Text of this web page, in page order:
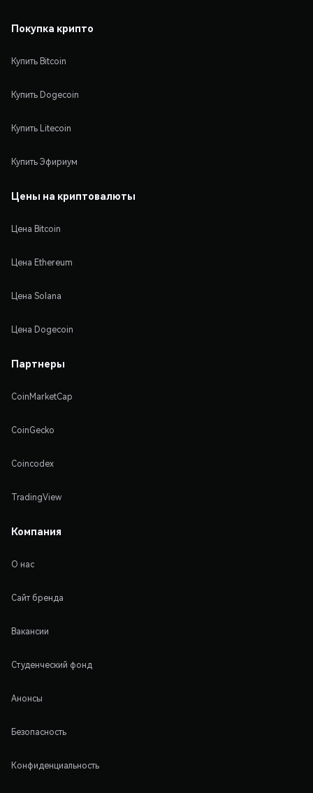
Покупка крипто
Купить Bitcoin
Купить Dogecoin
Купить Litecoin
Купить Эфириум
Цены на криптовалюты
Цена Bitcoin
Цена Ethereum
Цена Solana
Цена Dogecoin
Партнеры
CoinMarketCap
CoinGecko
Coincodex
TradingView
Компания
О нас
Сайт бренда
Вакансии
Студенческий фонд
Анонсы
Безопасность
Конфиденциальность